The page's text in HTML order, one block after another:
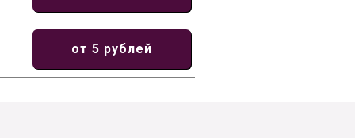
от 5 рублей